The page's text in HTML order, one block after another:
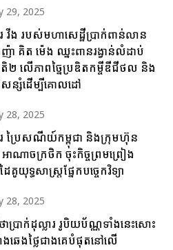
29, 2025
វីង របស់មហាសេដ្ឋីប្រាក់ពាន់លាន
ា គិត ម៉េង ឈ្នះពានរង្វាន់លំដាប់
តិ២ លើភាពច្នៃប្រឌិតកម្ចីឌីជីថល និង
សំដើម្បីគោលដៅ
28, 2025
រ ប្រៃសណីយ៍កម្ពុជា និងក្រុមហ៊ុន
ាណាចក្រថិក ចុះកិច្ចព្រមព្រៀង
គូយុទ្ធសាស្ត្រផ្នែកបច្ចេកវិទ្យា
28, 2025
ប្រាក់ដុល្លារ រូបិយប័ណ្ណទាំងនេះសោះ
ឆេងថ្លៃជាងគេបំផុតនៅលើ